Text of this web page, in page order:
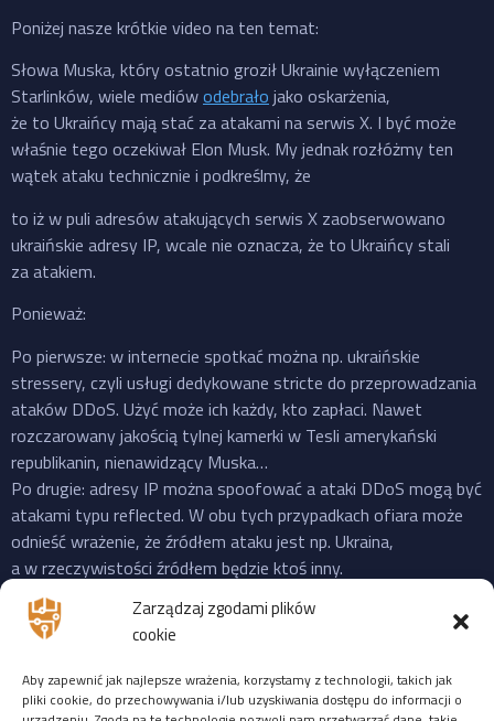
Zarządzaj zgodami plików
cookie
Aby zapewnić jak najlepsze wrażenia, korzystamy z technologii, takich jak
pliki cookie, do przechowywania i/lub uzyskiwania dostępu do informacji o
Poniżej nasze krótkie video na ten temat:
Słowa Muska, który ostatnio groził Ukrainie wyłączeniem
Starlinków, wiele mediówodebrało jako oskarżenia,
że to Ukraińcy mają stać za atakami na serwis X. I być może
właśnie tego oczekiwał Elon Musk. My jednak rozłóżmy ten
wątek ataku technicznie i podkreślmy, że
to iż w puli adresów atakujących serwis X zaobserwowano
ukraińskie adresy IP, wcale nie oznacza, że to Ukraińcy stali
za atakiem.
Ponieważ:
Po pierwsze: w internecie spotkać można np. ukraińskie
stressery, czyli usługi dedykowane stricte do przeprowadzania
ataków DDoS. Użyć może ich każdy, kto zapłaci. Nawet
rozczarowany jakością tylnej kamerki w Tesli amerykański
republikanin, nienawidzący Muska…
Po drugie: adresy IP można spoofować a ataki DDoS mogą być
atakami typu reflected. W obu tych przypadkach ofiara może
odnieść wrażenie, że źródłem ataku jest np. Ukraina,
a w rzeczywistości źródłem będzie ktoś inny.
Po trzecie: do ataku na X “przyznała się” propalestyńska grupa
o cudownej nazwie “Mroczna Burza”, która powstała jeszcze
w 2023 i ma na swoim koncie ataki na cele zarówno w US,
Izraelu czy EU. Ale podobnie jak Musk, grupy “hakerskie” też
często mijają się z prawdą, więc niekoniecznie trzeba ufać